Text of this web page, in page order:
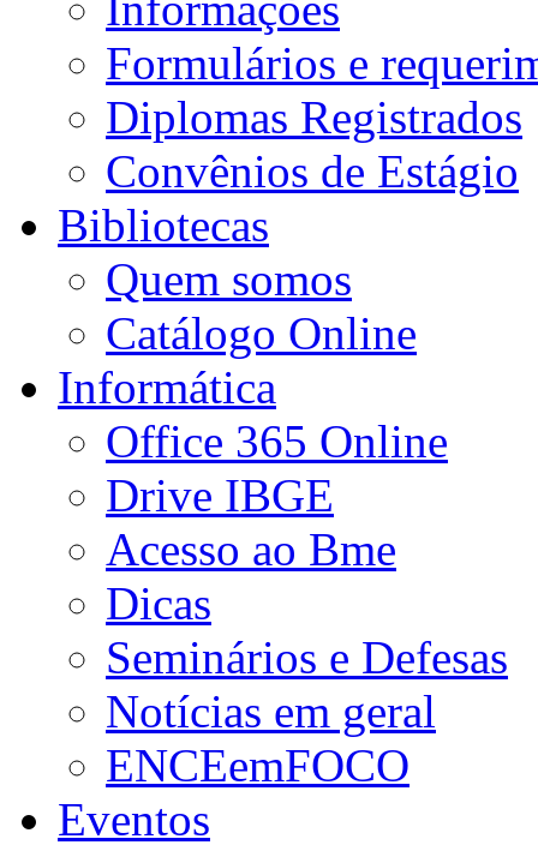
Formulários e
Diplomas Registrados
Convênios de Estágio
Bibliotecas
Quem somos
Catálogo Online
Informática
Office 365 Online
Drive IBGE
Acesso ao Bme
Dicas
Seminários e Defesas
Notícias em geral
ENCEemFOCO
Eventos